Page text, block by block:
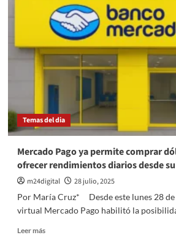
demandó
Boca
reclama
2
dólares:
contraataca
con
juicio
Temas del dia
Mercado Pago ya permite comprar
ofrecer rendimientos diarios desde
m24digital
28 julio, 2025
Por María Cruz* Desde este lunes 28
virtual Mercado Pago habilitó la
Leer másLeer